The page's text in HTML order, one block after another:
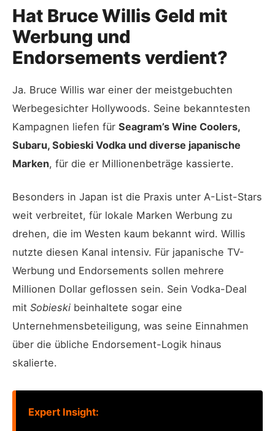
Hat Bruce Willis Geld mit
Werbung und
Endorsements verdient?
Ja. Bruce Willis war einer der meistgebuchten
Werbegesichter Hollywoods. Seine bekanntesten
Kampagnen liefen für Seagram’s Wine Coolers,
Subaru, Sobieski Vodka und diverse japanische
Marken, für die er Millionenbeträge kassierte.
Besonders in Japan ist die Praxis unter A-List-Stars
weit verbreitet, für lokale Marken Werbung zu
drehen, die im Westen kaum bekannt wird. Willis
nutzte diesen Kanal intensiv. Für japanische TV-
Werbung und Endorsements sollen mehrere
Millionen Dollar geflossen sein. Sein Vodka-Deal
mit Sobieski beinhaltete sogar eine
Unternehmensbeteiligung, was seine Einnahmen
über die übliche Endorsement-Logik hinaus
skalierte.
Expert Insight: